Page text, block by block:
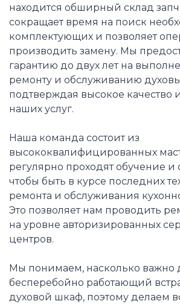
находится обширный склад
сокращает время на поиск
комплектующих и позволяет
производить замену. Мы
гарантию до двух лет на
ремонту и обслуживанию
подтверждая высокое качество
наших услуг.
Наша команда состоит из
высококвалифицированных
регулярно проходят обучение
чтобы быть в курсе последних
ремонта и обслуживания
Это позволяет нам проводить
на уровне авторизированных
центров.
Мы понимаем, насколько важно
бесперебойно работающий
духовой шкаф, поэтому делаем